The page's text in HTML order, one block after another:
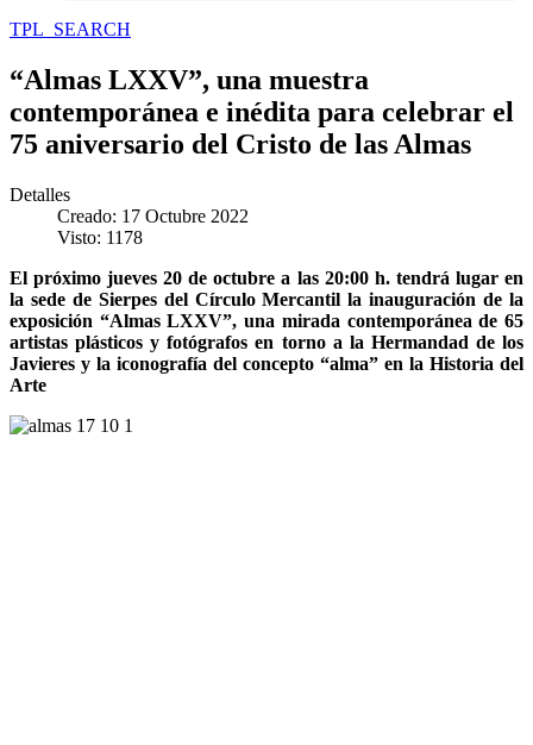
TPL_SEARCH
“Almas LXXV”, una muestra
contemporánea e inédita para celebrar el
75 aniversario del Cristo de las Almas
Detalles
Creado: 17 Octubre 2022
Visto: 1178
El próximo jueves 20 de octubre a las 20:00 h. tendrá lugar en
la sede de Sierpes del Círculo Mercantil la inauguración de la
exposición “Almas LXXV”, una mirada contemporánea de 65
artistas plásticos y fotógrafos en torno a la Hermandad de los
Javieres y la iconografía del concepto “alma” en la Historia del
Arte